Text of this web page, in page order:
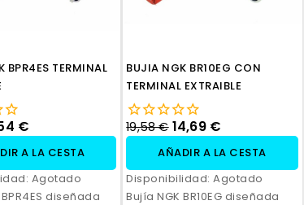
BPR4ES TERMINAL
€
A LA CESTA
Agotado
diseñada
BUJIA NGK BR10EG CON
TERMINAL EXTRAIBLE
19,58 € 14,69 €
AÑADIR A LA CESTA
Disponibilidad:Agotado
Bujía NGK BR10EG diseñada